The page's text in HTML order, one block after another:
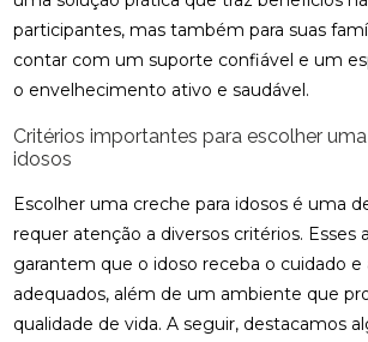
participantes, mas também para suas
contar com um suporte confiável e um
o envelhecimento ativo e saudável.
Critérios importantes para escolher
idosos
Escolher uma creche para idosos é uma
requer atenção a diversos critérios. Esses
garantem que o idoso receba o cuidado e
adequados, além de um ambiente que
qualidade de vida. A seguir, destacamos